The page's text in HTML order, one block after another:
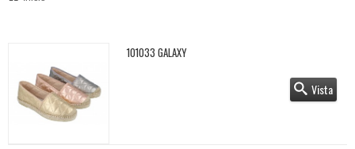
101033 GALAXY
Vista